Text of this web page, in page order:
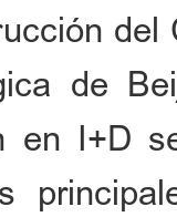
del
de
en I+D